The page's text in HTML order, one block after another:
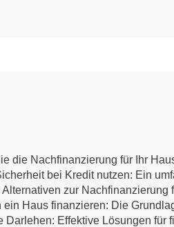
die Nachfinanzierung für Ihr
bei Kredit nutzen: Ein
Alternativen zur
ein Haus finanzieren: Die
Darlehen: Effektive Lösungen für